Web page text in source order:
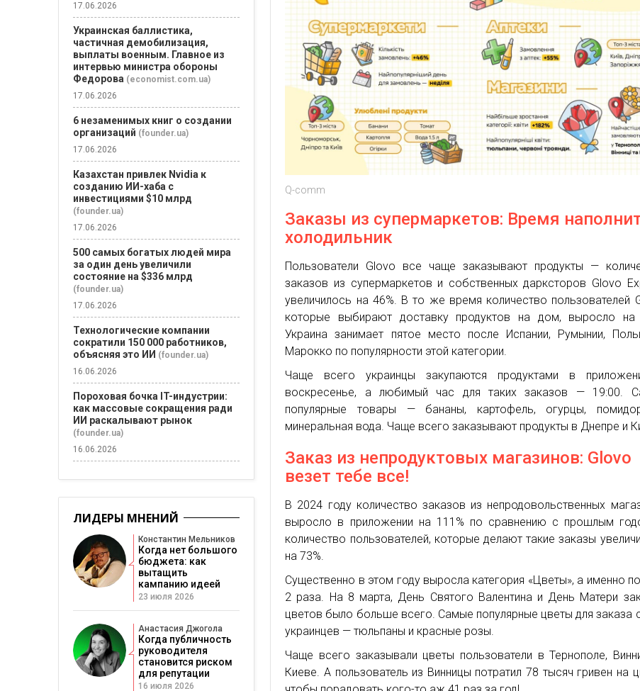
Q-comm
Заказы из супермаркетов: Время
холодильник
Пользователи Glovo все чаще заказывают продукты —
заказов из супермаркетов и собственных дарксторов Glovo
увеличилось на 46%. В то же время количество пользователей
которые выбирают доставку продуктов на дом, выросло на
Украина занимает пятое место после Испании, Румынии,
Марокко по популярности этой категории.
Чаще всего украинцы закупаются продуктами в
воскресенье, а любимый час для таких заказов — 19:00.
популярные товары — бананы, картофель, огурцы,
минеральная вода. Чаще всего заказывают продукты в Днепре и
Заказ из непродуктовых магазинов: Glovo
везет тебе все!
В 2024 году количество заказов из непродовольственных
выросло в приложении на 111% по сравнению с прошлым
количество пользователей, которые делают такие заказы
на 73%.
Существенно в этом году выросла категория «Цветы», а именно
2 раза. На 8 марта, День Святого Валентина и День Матери
цветов было больше всего. Самые популярные цветы для заказа
украинцев — тюльпаны и красные розы.
Чаще всего заказывали цветы пользователи в Тернополе,
Киеве. А пользователь из Винницы потратил 78 тысяч гривен на
17.06.2026
Украинская баллистика,
частичная демобилизация,
выплаты военным. Главное из
интервью министра обороны
Федорова (economist.com.ua)
17.06.2026
6 незаменимых книг о создании
организаций (founder.ua)
17.06.2026
Казахстан привлек Nvidia к
созданию ИИ-хаба с
инвестициями $10 млрд
(founder.ua)
17.06.2026
500 самых богатых людей мира
за один день увеличили
состояние на $336 млрд
(founder.ua)
17.06.2026
Технологические компании
сократили 150 000 работников,
объясняя это ИИ (founder.ua)
16.06.2026
Пороховая бочка IT-индустрии:
как массовые сокращения ради
ИИ раскалывают рынок
(founder.ua)
16.06.2026
ЛИДЕРЫ МНЕНИЙ
Константин Мельников
Когда нет большого
бюджета: как
вытащить
кампанию идеей
23 июля 2026
Анастасия Джогола
Когда публичность
руководителя
становится риском
для репутации
16 июля 2026